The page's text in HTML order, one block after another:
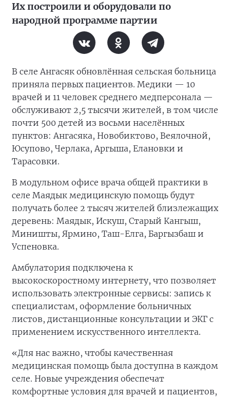
Их построили и оборудовали по
народной программе партии
В селе Ангасяк обновлённая сельская больница
приняла первых пациентов. Медики — 10
врачей и 11 человек среднего медперсонала —
обслуживают 2,5 тысячи жителей, в том числе
почти 500 детей из восьми населённых
пунктов: Ангасяка, Новобиктово, Веялочной,
Юсупово, Черлака, Аргыша, Елановки и
Тарасовки.
В модульном офисе врача общей практики в
селе Маядык медицинскую помощь будут
получать более 2 тысяч жителей близлежащих
деревень: Маядык, Искуш, Старый Кангыш,
Миништы, Ярмино, Таш-Елга, Баргызбаш и
Успеновка.
Амбулатория подключена к
высокоскоростному интернету, что позволяет
использовать электронные сервисы: запись к
специалистам, оформление больничных
листов, дистанционные консультации и ЭКГ с
применением искусственного интеллекта.
«Для нас важно, чтобы качественная
медицинская помощь была доступна в каждом
селе. Новые учреждения обеспечат
комфортные условия для врачей и пациентов,